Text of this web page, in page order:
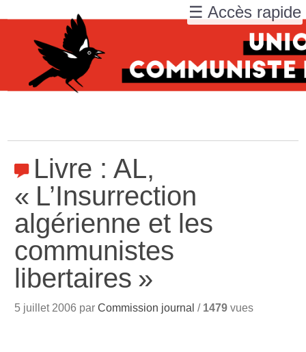
Livre : AL,
« L’Insurrection
algérienne et les
communistes
libertaires »
5 juillet 2006 parCommission journal / 1479 vues
☰ Accès rapide